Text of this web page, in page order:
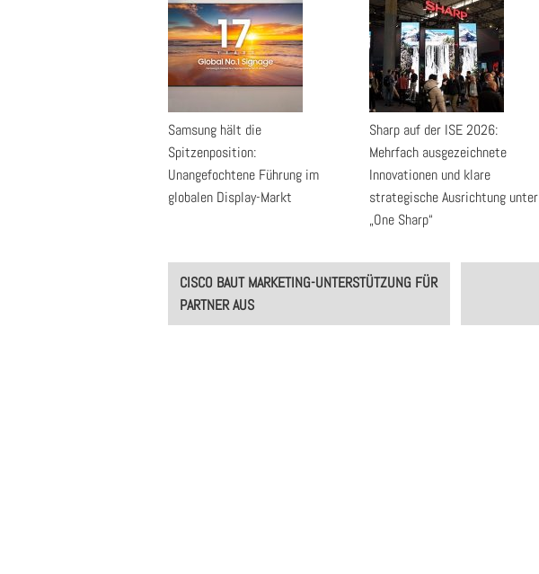
Samsung hält die
Spitzenposition:
Unangefochtene Führung im
globalen Display-Markt
Sharp auf der ISE 2026:
Mehrfach ausgezeichnete
Innovationen und klare
strategische Ausrichtung unter
„One Sharp“
Post
navigation
CISCO BAUT MARKETING-UNTERSTÜTZUNG FÜR
PARTNER AUS